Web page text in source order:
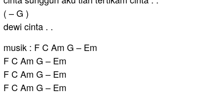
( – G )
dewi cinta . .
musik : F C Am G – Em
F C Am G – Em
F C Am G – Em
F C Am G – Em